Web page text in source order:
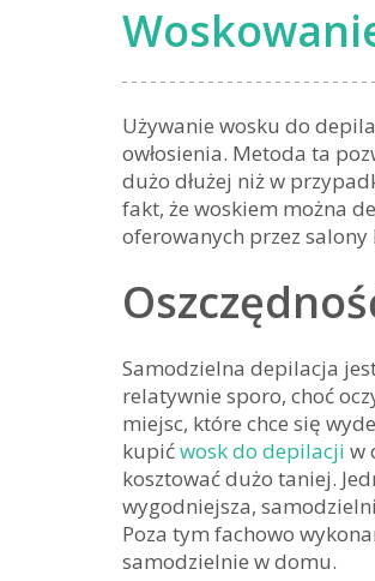
Używanie wosku do
owłosienia. Metoda ta
dużo dłużej niż w
fakt, że woskiem można
oferowanych przez salony
Samodzielna depilacja
relatywnie sporo, choć
miejsc, które chce się
kupićwosk do depilacji w
kosztować dużo taniej.
wygodniejsza,
Poza tym fachowo
samodzielnie w domu.